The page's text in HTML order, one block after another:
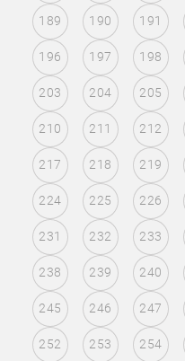
189 190 191
196 197 198
203 204 205
210 211 212
217 218 219
224 225 226
231 232 233
238 239 240
245 246 247
252 253 254